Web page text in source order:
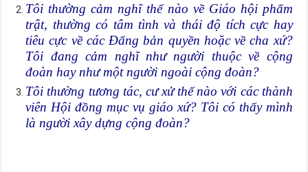
Tôi thường cảm nghĩ thế nào về Giáo hội phẩm
trật, thường có tâm tình và thái độ tích cực hay
tiêu cực về các Đấng bản quyền hoặc về cha xứ?
Tôi đang cảm nghĩ như người thuộc về cộng
đoàn hay như một người ngoài cộng đoàn?
Tôi thường tương tác, cư xử thế nào với các thành
viên Hội đồng mục vụ giáo xứ? Tôi có thấy mình
là người xây dựng cộng đoàn?